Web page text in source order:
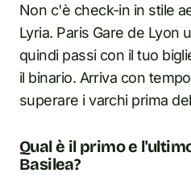
Non c'è check-in in stile
Lyria. Paris Gare de Lyon
quindi passi con il tuo
il binario. Arriva con
superare i varchi prima
Qual è il primo e
Basilea?